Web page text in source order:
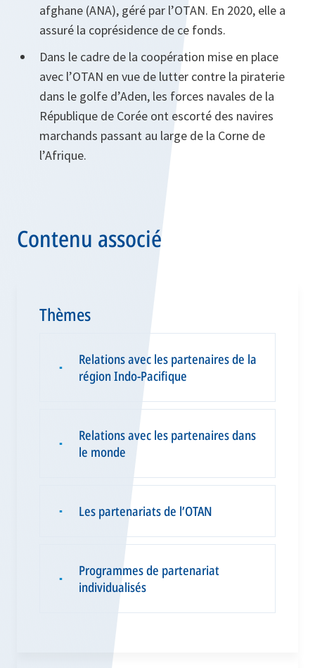
afghane (ANA), géré par l’OTAN. En 2020, elle a
assuré la coprésidence de ce fonds.
Dans le cadre de la coopération mise en place
avec l’OTAN en vue de lutter contre la piraterie
dans le golfe d’Aden, les forces navales de la
République de Corée ont escorté des navires
marchands passant au large de la Corne de
l’Afrique.
Contenu associé
Thèmes
▪
Relations avec les partenaires de la
région Indo-Pacifique
▪
Relations avec les partenaires dans
le monde
▪ Les partenariats de l’OTAN
▪
Programmes de partenariat
individualisés